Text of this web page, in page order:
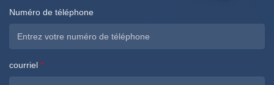
Numéro de téléphone
courriel *